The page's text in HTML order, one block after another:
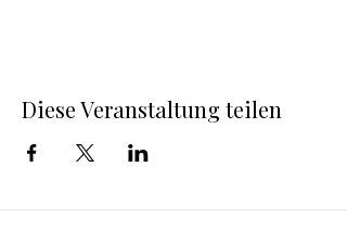
Diese Veranstaltung teilen